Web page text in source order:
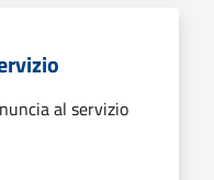
al servizio